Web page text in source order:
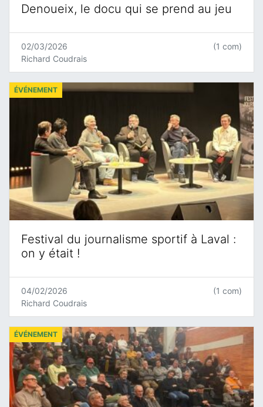
Denoueix, le docu qui se prend au jeu
02/03/2026
Richard Coudrais
(1 com)
Festival du journalisme sportif à Laval :
on y était !
ÉVÉNEMENT
04/02/2026
Richard Coudrais
(1 com)
ÉVÉNEMENT